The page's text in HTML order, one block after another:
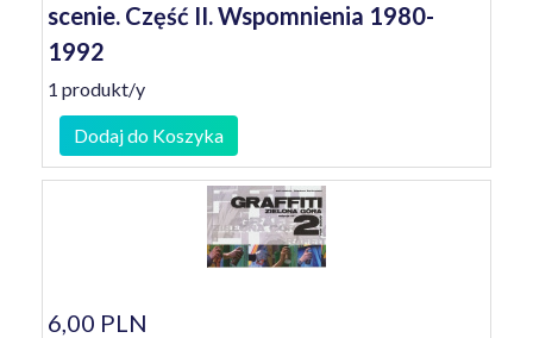
scenie. Część II. Wspomnienia 1980-
1992
1 produkt/y
Dodaj do Koszyka
6,00 PLN